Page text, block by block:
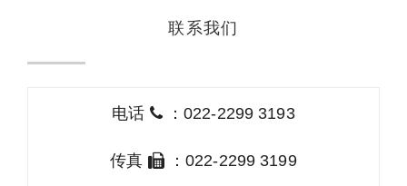
联系我们
电话 ：022-2299 3193
传真 ：022-2299 3199